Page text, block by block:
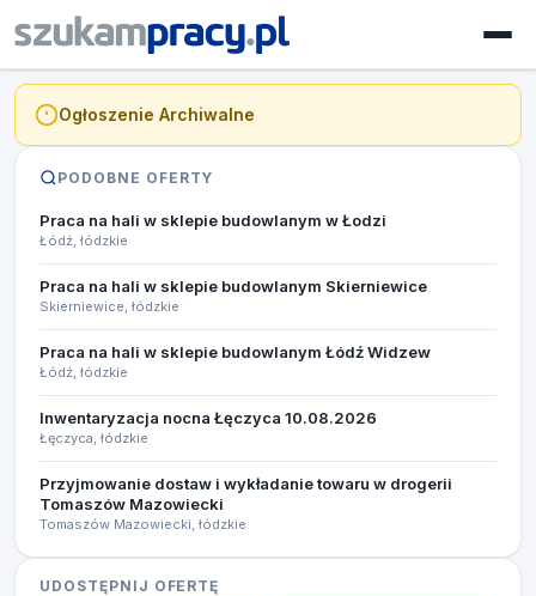
Ogłoszenie Archiwalne
PODOBNE OFERTY
Praca na hali w sklepie budowlanym w Łodzi
Łódź, łódzkie
Praca na hali w sklepie budowlanym Skierniewice
Skierniewice, łódzkie
Praca na hali w sklepie budowlanym Łódź Widzew
Łódź, łódzkie
Inwentaryzacja nocna Łęczyca 10.08.2026​
Łęczyca, łódzkie
Przyjmowanie dostaw i wykładanie towaru w drogerii
Tomaszów Mazowiecki
Tomaszów Mazowiecki, łódzkie
UDOSTĘPNIJ OFERTĘ